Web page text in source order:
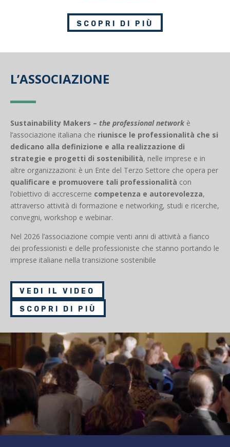
SCOPRI DI PIÙ
L’ASSOCIAZIONE
Sustainability Makers – the professional networkè
l’associazione italiana che riunisce le professionalità che si
dedicano alla definizione e alla realizzazione di
strategie e progetti di sostenibilità, nelle imprese e in
altre organizzazioni: è un Ente del Terzo Settore che opera per
qualificare e promuovere tali professionalità con
l’obiettivo di accrescerne competenza e autorevolezza,
attraverso attività di formazione e networking, studi e ricerche,
convegni, workshop e webinar.
Nel 2026 l’associazione compie venti anni di attività a fianco
dei professionisti e delle professioniste che stanno portando le
imprese italiane nella transizione sostenibile
VEDI IL VIDEO
SCOPRI DI PIÙ